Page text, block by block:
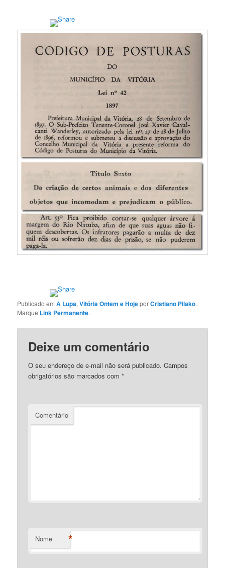
Publicado emA Lupa,Vitória Ontem e HojeporCristiano Pilako.
Marque Link Permanente.
Deixe um comentário
O seu endereço de e-mail não será publicado. Campos
obrigatórios são marcados com*
Comentário
Nome *